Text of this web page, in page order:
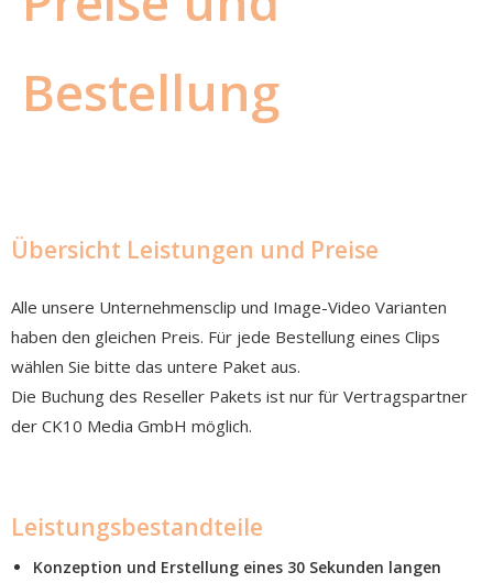
Bestellung
Übersicht Leistungen und Preise
Alle unsere Unternehmensclip und Image-Video Varianten
haben den gleichen Preis. Für jede Bestellung eines Clips
wählen Sie bitte das untere Paket aus.
Die Buchung des Reseller Pakets ist nur für Vertragspartner
der CK10 Media GmbH möglich.
Leistungsbestandteile
Konzeption und Erstellung eines 30 Sekunden langen